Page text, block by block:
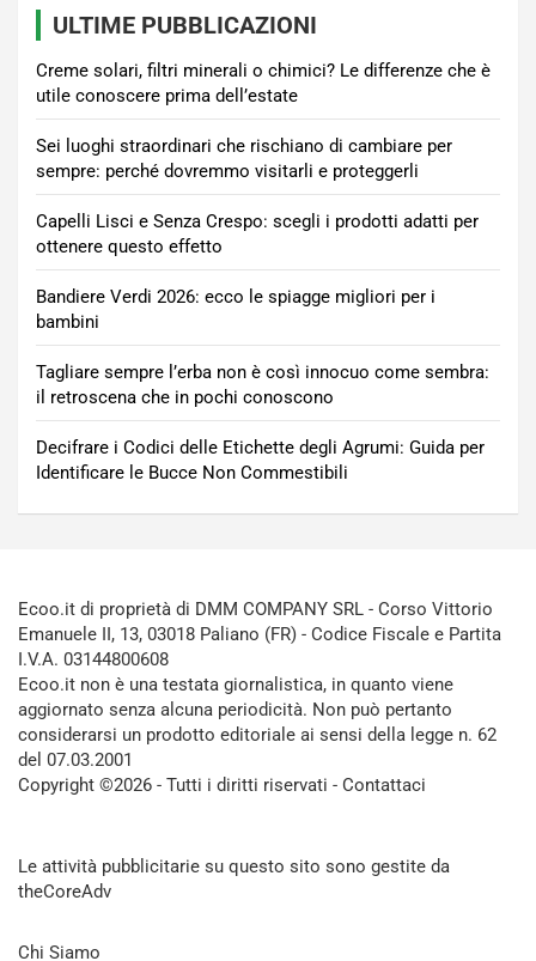
ULTIME PUBBLICAZIONI
Creme solari, filtri minerali o chimici? Le differenze che è
utile conoscere prima dell’estate
Sei luoghi straordinari che rischiano di cambiare per
sempre: perché dovremmo visitarli e proteggerli
Capelli Lisci e Senza Crespo: scegli i prodotti adatti per
ottenere questo effetto
Bandiere Verdi 2026: ecco le spiagge migliori per i
bambini
Tagliare sempre l’erba non è così innocuo come sembra:
il retroscena che in pochi conoscono
Decifrare i Codici delle Etichette degli Agrumi: Guida per
Identificare le Bucce Non Commestibili
Ecoo.it di proprietà di DMM COMPANY SRL - Corso Vittorio
Emanuele II, 13, 03018 Paliano (FR) - Codice Fiscale e Partita
I.V.A. 03144800608
Ecoo.it non è una testata giornalistica, in quanto viene
aggiornato senza alcuna periodicità. Non può pertanto
considerarsi un prodotto editoriale ai sensi della legge n. 62
del 07.03.2001
Copyright ©2026 - Tutti i diritti riservati - Contattaci
Le attività pubblicitarie su questo sito sono gestite da
theCoreAdv
Chi Siamo